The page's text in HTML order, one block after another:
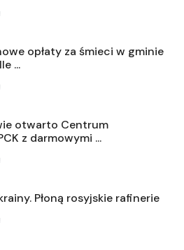
opłaty za śmieci w gminie
...
otwarto Centrum
z darmowymi ...
Płoną rosyjskie rafinerie